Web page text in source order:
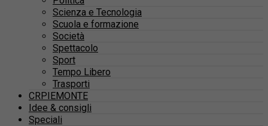
Scienza e Tecnologia
Scuola e formazione
Società
Spettacolo
Sport
Tempo Libero
Trasporti
CRPIEMONTE
Idee & consigli
Speciali